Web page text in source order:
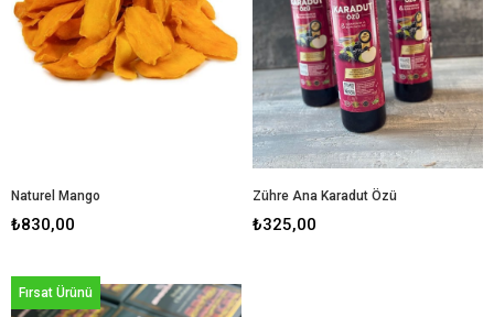
Naturel Mango
₺830,00
Zühre Ana Karadut Özü
₺325,00
Fırsat Ürünü